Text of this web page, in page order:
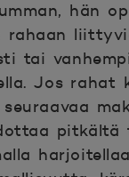
hän
rahaan
tai
Jos rahat
pitkältä